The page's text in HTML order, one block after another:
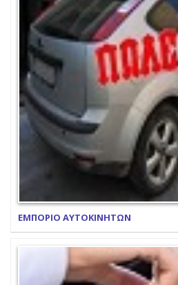
ΕΜΠΟΡΙΟ ΑΥΤΟΚΙΝΗΤΩΝ